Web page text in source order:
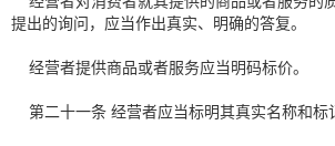
提出的询问，应当作出真实、明确的答复。
经营者提供商品或者服务应当明码标价。
第二十一条 经营者应当标明其真实名称和标